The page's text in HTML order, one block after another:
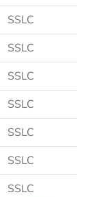
SSLC
SSLC
SSLC
SSLC
SSLC
SSLC
SSLC